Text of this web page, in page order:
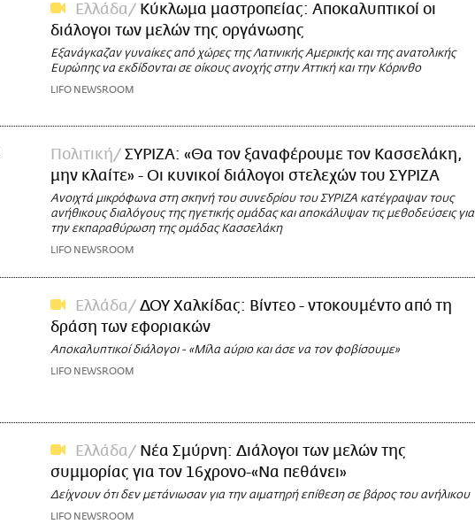
Ελλάδα
Κύκλωμα μαστροπείας: Αποκαλυπτικοί οι
διάλογοι των μελών της οργάνωσης
Εξανάγκαζαν γυναίκες από χώρες της Λατινικής Αμερικής και της ανατολικής
Ευρώπης να εκδίδονται σε οίκους ανοχής στην Αττική και την Κόρινθο
LIFO NEWSROOM
Πολιτική
ΣΥΡΙΖΑ: «Θα τον ξαναφέρουμε τον Κασσελάκη,
μην κλαίτε» - Οι κυνικοί διάλογοι στελεχών του ΣΥΡΙΖΑ
Ανοιχτά μικρόφωνα στη σκηνή του συνεδρίου του ΣΥΡΙΖΑ κατέγραψαν τους
ανήθικους διαλόγους της ηγετικής ομάδας και αποκάλυψαν τις μεθοδεύσεις για
την εκπαραθύρωση της ομάδας Κασσελάκη
LIFO NEWSROOM
Ελλάδα
ΔΟΥ Χαλκίδας: Βίντεο - ντοκουμέντο από τη
δράση των εφοριακών
Αποκαλυπτικοί διάλογοι - «Μίλα αύριο και άσε να τον φοβίσουμε»
LIFO NEWSROOM
Ελλάδα
Νέα Σμύρνη: Διάλογοι των μελών της
συμμορίας για τον 16χρονο-«Να πεθάνει»
Δείχνουν ότι δεν μετάνιωσαν για την αιματηρή επίθεση σε βάρος του ανήλικου
LIFO NEWSROOM